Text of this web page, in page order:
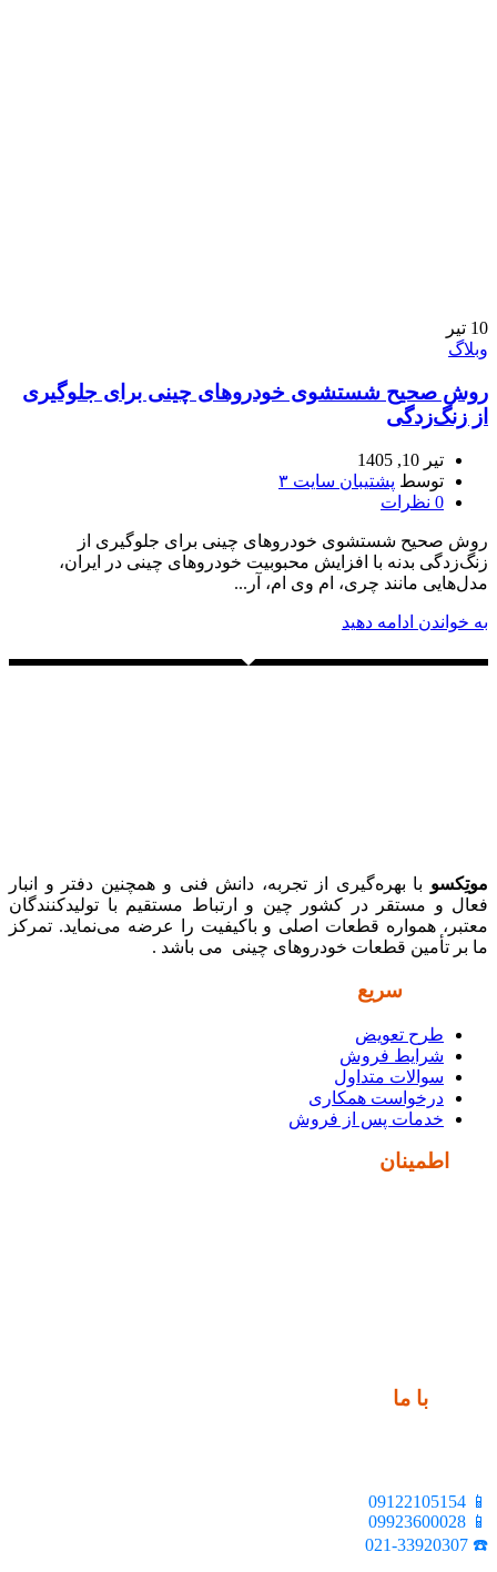
10 تیر
وبلاگ
روش صحیح شستشوی خودروهای چینی برای جلوگیری
از زنگ‌زدگی
تیر 10, 1405
توسط پشتیبان سایت ۳
0 نظرات
روش صحیح شستشوی خودروهای چینی برای جلوگیری از
زنگ‌زدگی بدنه با افزایش محبوبیت خودروهای چینی در ایران،
مدل‌هایی مانند چری، ام وی ام، آر...
به خواندن ادامه دهید
موتِکسو با بهره‌گیری از تجربه، دانش فنی و همچنین دفتر و انبار
فعال و مستقر در کشور چین و ارتباط مستقیم با تولیدکنندگان
معتبر، همواره قطعات اصلی و باکیفیت را عرضه می‌نماید. تمرکز
ما بر تأمین قطعات خودروهای چینی می باشد .
سریع
طرح تعویض
شرایط فروش
سوالات متداول
درخواست همکاری
خدمات پس از فروش
اطمینان
با ما
📱 09122105154
📱 09923600028
☎️ 021-33920307